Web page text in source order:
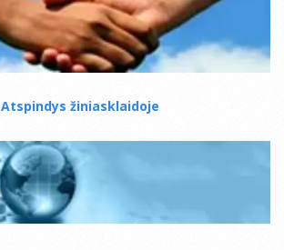
Atspindys žiniasklaidoje